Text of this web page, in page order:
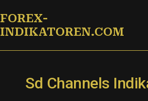
Inhalt
springen
FOREX-
INDIKATOREN.COM
Sd Channels